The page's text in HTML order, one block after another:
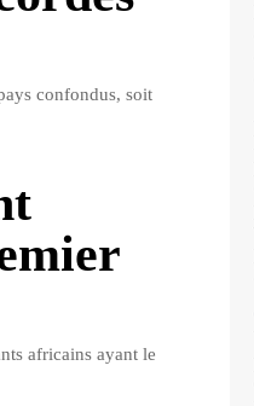
confondus, soit
africains ayant le